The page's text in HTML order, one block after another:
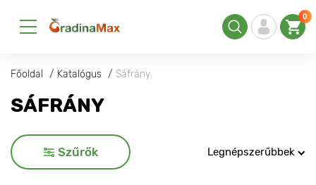
0
Főoldal Katalógus Sáfrány
SÁFRÁNY
Szűrők Legnépszerűbbek